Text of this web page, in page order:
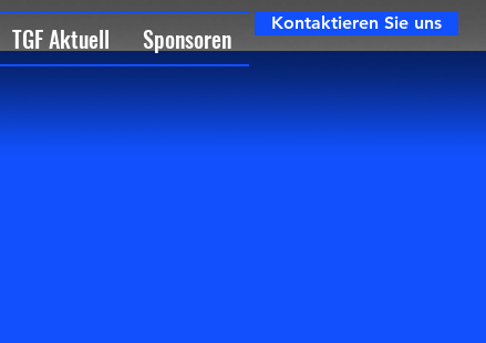
TGF Aktuell Sponsoren Kontaktieren Sie uns